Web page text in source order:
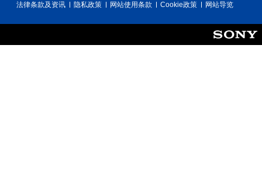
法律条款及资讯
隐私政策 网站使用条款 Cookie政策 网站导览